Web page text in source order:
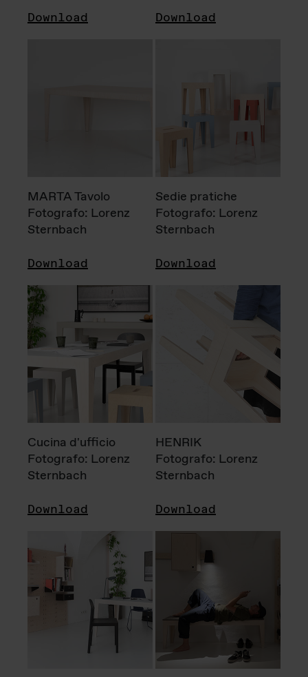
Download Download
MARTA Tavolo
Fotografo: Lorenz
Sternbach
Download
Sedie pratiche
Fotografo: Lorenz
Sternbach
Download
Cucina d'ufficio
Fotografo: Lorenz
Sternbach
Download
HENRIK
Fotografo: Lorenz
Sternbach
Download